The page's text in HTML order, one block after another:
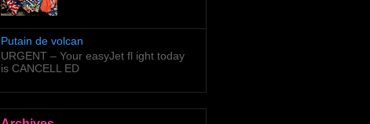
Putain de volcan
URGENT – Your easyJet fl ight today
is CANCELL ED